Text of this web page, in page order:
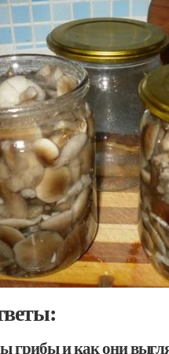
грибы и как они